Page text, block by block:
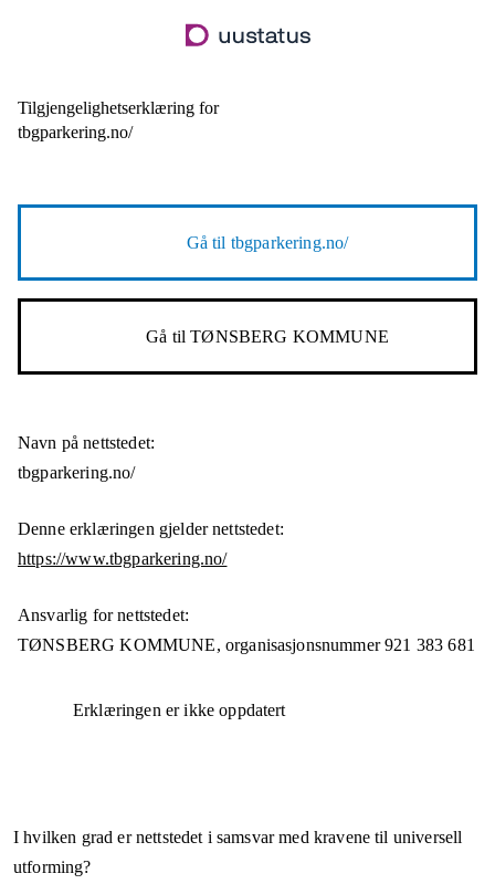
til
Tilgjengelighetserklæring for
tbgparkering.no/
Gå til tbgparkering.no/
Gå tilTØNSBERG KOMMUNE
Navn på nettstedet:
tbgparkering.no/
Denne erklæringen gjelder nettstedet:
https://www.tbgparkering.no/
Ansvarlig for nettstedet:
TØNSBERG KOMMUNE, organisasjonsnummer 921 383 681
Erklæringen er ikke oppdatert
I hvilken grad er nettstedet i samsvar med kravene til universell
utforming?